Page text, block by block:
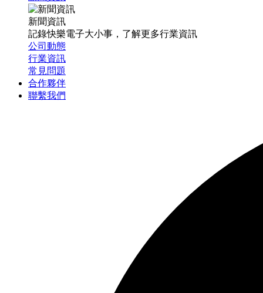
新聞資訊
記錄快樂電子大小事，了解更多行業資訊
公司動態
行業資訊
常見問題
合作夥伴
聯繫我們